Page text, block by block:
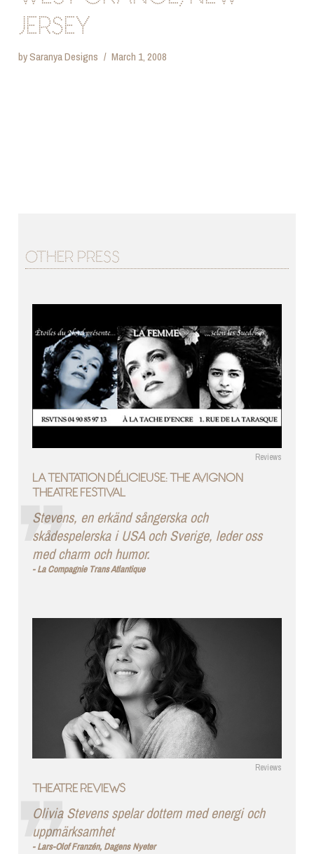
JERSEY
bySaranya Designs March 1, 2008
OTHER PRESS
Reviews
LA TENTATION DÉLICIEUSE: THE AVIGNON
THEATRE FESTIVAL
Stevens, en erkänd sångerska och
skådespelerska i USA och Sverige, leder oss
med charm och humor.
La Compagnie Trans Atlantique
Reviews
THEATRE REVIEWS
Olivia Stevens spelar dottern med energi och
uppmärksamhet
Lars-Olof Franzén, Dagens Nyeter